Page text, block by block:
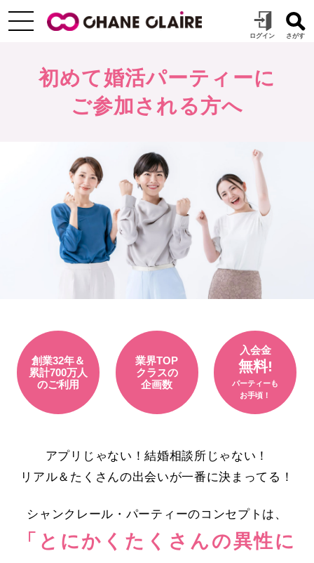
初めて婚活パーティーに
ご参加される方へ
創業32年＆
累計700万人
のご利用
業界TOP
クラスの
企画数
入会金
無料!
パーティーも
お手頃！
アプリじゃない！結婚相談所じゃない！
リアル＆たくさんの出会いが一番に決まってる！
シャンクレール・パーティーのコンセプトは、
「とにかくたくさんの異性に